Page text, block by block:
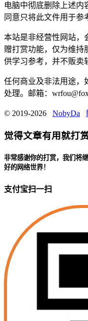
电脑中彻底删除上述内
同意只将此文件用于参
本站是非经营性网站，
赠打赏功能，仅为维持
供学习参考，并不贩卖
任何商业及非法用途，
处理。邮箱：
© 2019-2026 NobyDa
觉得文章有用就打
非常感谢你的打赏，我们将
好的网络世界！
支付宝扫一扫